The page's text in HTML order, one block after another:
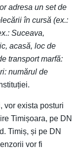
adresa un set de
în cursă (ex.:
Suceava,
acasă, loc de
transport marfă:
numărul de
vor exista posturi
Timișoara, pe DN
Timiș, și pe DN
vor fi